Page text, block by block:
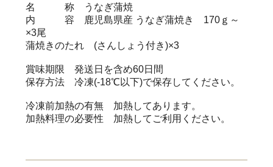
名 称 うなぎ蒲焼
内 容 鹿児島県産 うなぎ蒲焼き 170ｇ～
×3尾
蒲焼きのたれ (さんしょう付き)×3
賞味期限 発送日を含め60日間
保存方法 冷凍(-18℃以下)で保存してください。
冷凍前加熱の有無 加熱してあります。
加熱料理の必要性 加熱してご利用ください。